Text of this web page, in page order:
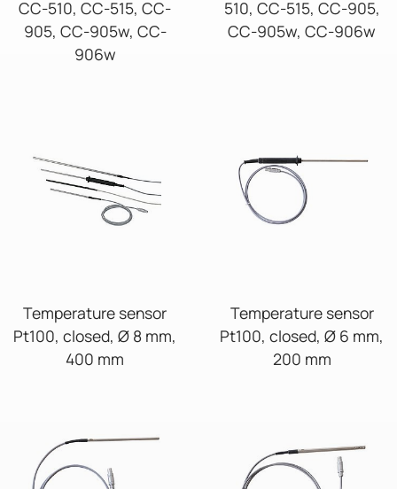
CC-510, CC-515, CC-
905, CC-905w, CC-
906w
510, CC-515, CC-905,
CC-905w, CC-906w
Temperature sensor
Pt100, closed, Ø 8 mm,
400 mm
Temperature sensor
Pt100, closed, Ø 6 mm,
200 mm